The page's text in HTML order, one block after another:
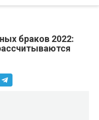
браков 2022: